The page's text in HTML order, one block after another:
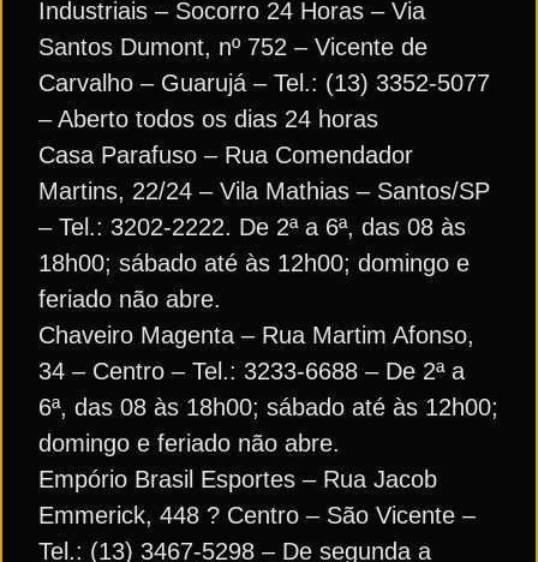
Industriais – Socorro 24 Horas – Via
Santos Dumont, nº 752 – Vicente de
Carvalho – Guarujá – Tel.: (13) 3352-5077
– Aberto todos os dias 24 horas
Casa Parafuso – Rua Comendador
Martins, 22/24 – Vila Mathias – Santos/SP
– Tel.: 3202-2222. De 2ª a 6ª, das 08 às
18h00; sábado até às 12h00; domingo e
feriado não abre.
Chaveiro Magenta – Rua Martim Afonso,
34 – Centro – Tel.: 3233-6688 – De 2ª a
6ª, das 08 às 18h00; sábado até às 12h00;
domingo e feriado não abre.
Empório Brasil Esportes – Rua Jacob
Emmerick, 448 ? Centro – São Vicente –
Tel.: (13) 3467-5298 – De segunda a